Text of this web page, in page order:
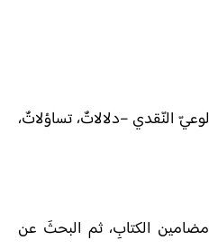
النّقدي –دلالاتٌ، تساؤلاتٌ،
الكتابِ، ثم البحثَ عن